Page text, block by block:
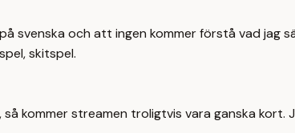
svenska och att ingen kommer förstå vad jag
skitspel.
så kommer streamen troligtvis vara ganska